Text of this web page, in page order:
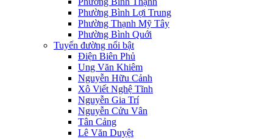
Phường Bình Lợi Trung
Phường Thạnh Mỹ Tây
Phường Bình Quới
Tuyến đường nổi bật
Điện Biên Phủ
Ung Văn Khiêm
Nguyễn Hữu Cảnh
Xô Viết Nghệ Tĩnh
Nguyễn Gia Trí
Nguyễn Cửu Vân
Tân Cảng
Lê Văn Duyệt